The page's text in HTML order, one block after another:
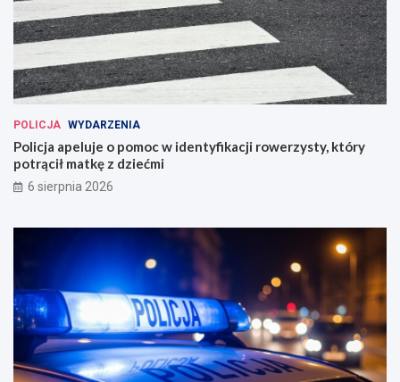
POLICJA WYDARZENIA
Policja apeluje o pomoc w identyfikacji rowerzysty, który
potrącił matkę z dziećmi
6 sierpnia 2026